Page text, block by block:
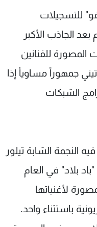
للتسجيلات
الجاذب الأكبر
المصورة للفنانين
جمهوراً مساوياً إذا
الشبكات
النجمة الشابة تيلور
بلاد" في العام
لأغنياتها
باستثناء واحد.